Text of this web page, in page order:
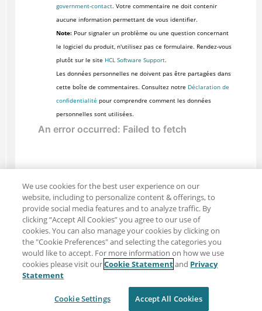
government-contact. Votre commentaire ne doit contenir
aucune information permettant de vous identifier.
Note:Pour signaler un problème ou une question concernant
le logiciel du produit, n'utilisez pas ce formulaire. Rendez-vous
plutôt sur le site HCL Software Support.
Les données personnelles ne doivent pas être partagées dans
cette boîte de commentaires. Consultez notre Déclaration de
confidentialité pour comprendre comment les données
personnelles sont utilisées.
Partager : Courriel
Twitter
Clause de non-responsabilité
Intimité
We use cookies for the best user experience on our
website, including to personalize content & offerings, to
provide social media features and to analyze traffic. By
clicking “Accept All Cookies” you agree to our use of
cookies. You can also manage your cookies by clicking on
the "Cookie Preferences" and selecting the categories you
would like to accept. For more information on how we use
cookies please visit ourCookie Statementand Privacy
Statement
Cookie Settings Accept All Cookies